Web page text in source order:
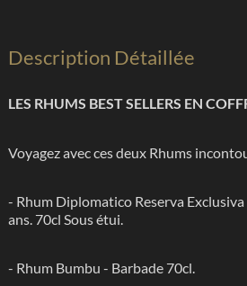
Description Détaillée
LES RHUMS BEST SELLERS EN
Voyagez avec ces deux Rhums
- Rhum Diplomatico Reserva
ans. 70cl Sous étui.
- Rhum Bumbu - Barbade 70cl.